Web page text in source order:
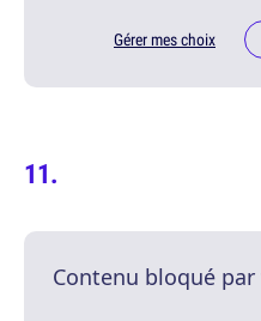
Gérer mes choix
Contenu bloqué